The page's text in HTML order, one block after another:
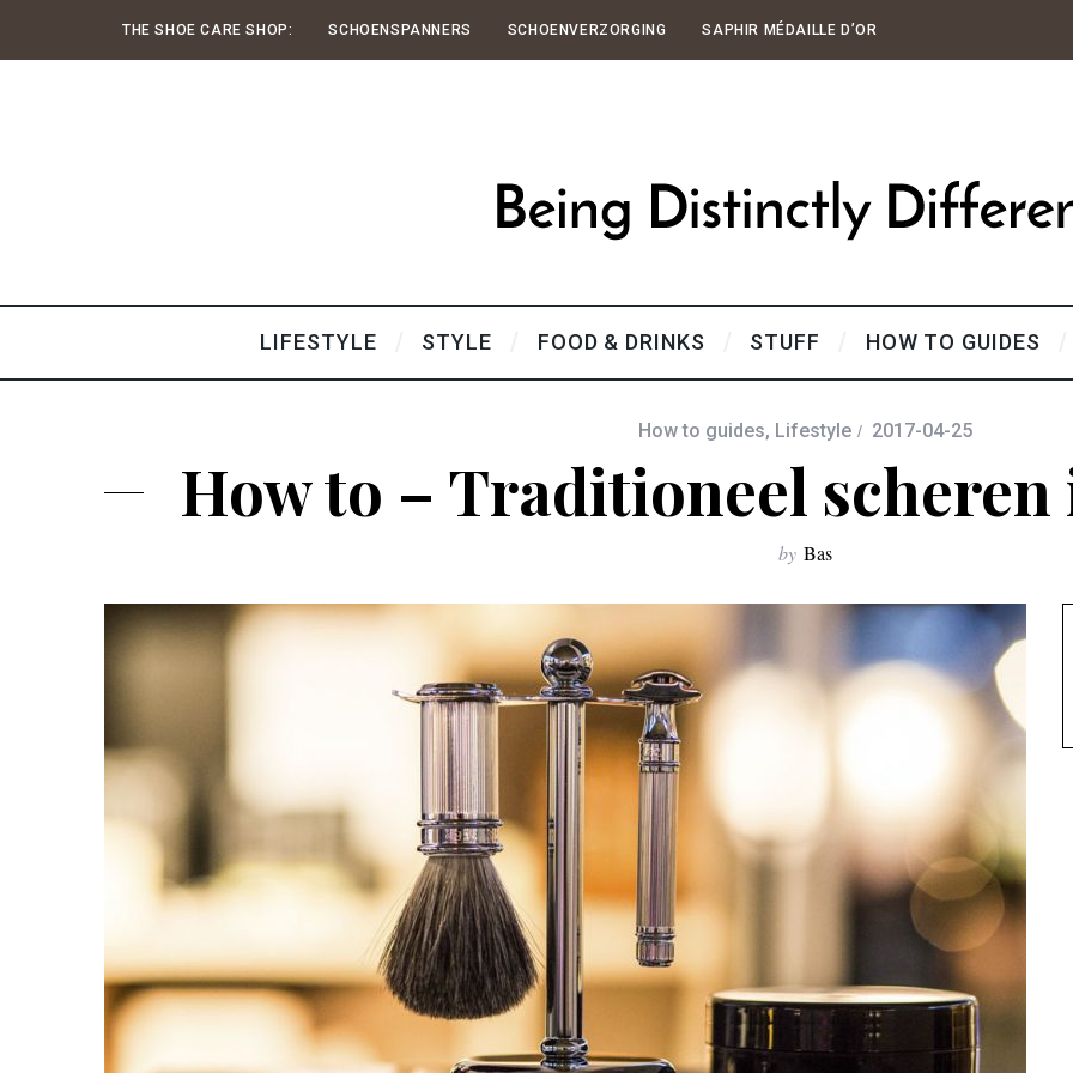
THE SHOE CARE SHOP: SCHOENSPANNERS SCHOENVERZORGING SAPHIR MÉDAILLE D’OR
LIFESTYLE STYLE FOOD & DRINKS STUFF HOW TO GUIDES
How to guides, Lifestyle 2017-04-25
How to – Traditioneel scheren
by Bas